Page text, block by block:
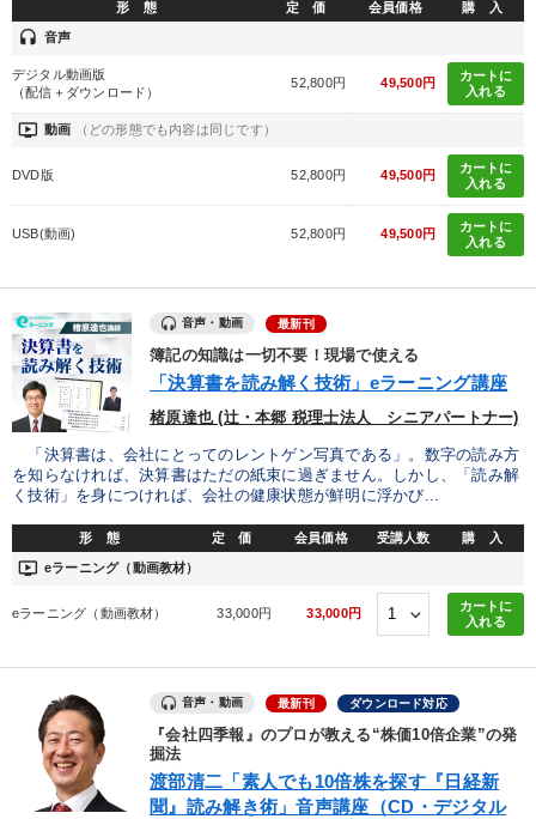
オーナー社長の「現場力の経営」＋現場の「儲ける力」をさらに
高める教材２選
全国経営者セミナー収録〈売れ筋・人気ランキング〉＆新刊・好
評講話
【5月】音声・映像 売上直結の営業力や販売力を獲得する
業種
IT・サービス・金融業 コンサルタント 専門家
キーワード
スポーツ関係 株式市場 人事戦略 MBA 不動産
銀行交渉
※「更新」を押すと「テーマ」「キーワード」を更新いただけます。
全国経営者セミナー収録物以外の経営教材（全761タイトル）からお探
しいただけます
カテゴリー
形 態 定 価 会員価格 購 入
headset 音声
デジタル動画版
（配信＋ダウンロード）
52,800円 49,500円
カートに
入れる
ondemand_video 動画 （どの形態でも内容は同じです）
DVD版 52,800円 49,500円
カートに
入れる
USB(動画) 52,800円 49,500円
カートに
入れる
音声・動画 最新刊
簿記の知識は一切不要！現場で使える
「決算書を読み解く技術」eラーニング講座
楮原達也 (辻・本郷 税理士法人 シニアパートナー)
「決算書は、会社にとってのレントゲン写真である」。数字の読み方
を知らなければ、決算書はただの紙束に過ぎません。しかし、「読み解
く技術」を身につければ、会社の健康状態が鮮明に浮かび...
形 態 定 価 会員価格 受講人数 購 入
ondemand_video eラーニング（動画教材）
eラーニング（動画教材） 33,000円 33,000円
カートに
入れる
音声・動画 最新刊 ダウンロード対応
『会社四季報』のプロが教える“株価10倍企業”の発
掘法
渡部清二「素人でも10倍株を探す『日経新
聞』読み解き術」音声講座（CD・デジタル